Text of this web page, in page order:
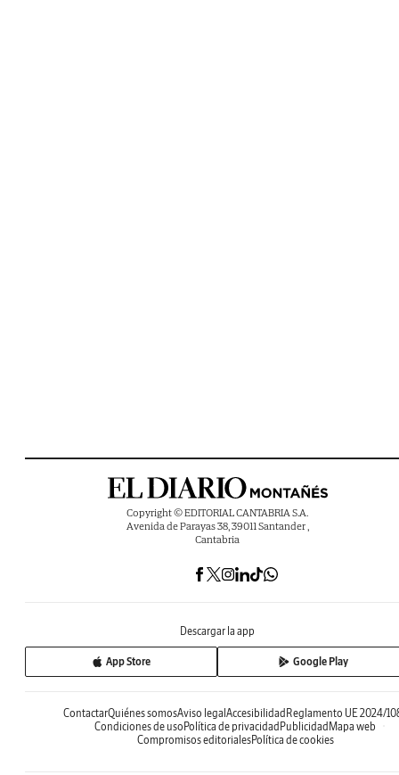
Copyright © EDITORIAL CANTABRIA S.A.
Avenida de Parayas 38, 39011 Santander ,
Cantabria
Descargar la app
App Store Google Play
ContactarQuiénes somosAviso legalAccesibilidadReglamento UE 2024/
Condiciones de usoPolítica de privacidadPublicidadMapa web
Compromisos editorialesPolítica de cookies